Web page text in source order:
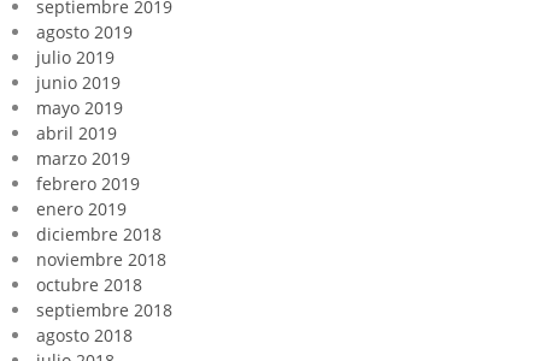
septiembre 2019
agosto 2019
julio 2019
junio 2019
mayo 2019
abril 2019
marzo 2019
febrero 2019
enero 2019
diciembre 2018
noviembre 2018
octubre 2018
septiembre 2018
agosto 2018